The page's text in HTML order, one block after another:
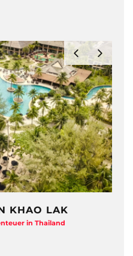
KHAO LAK
in Thailand